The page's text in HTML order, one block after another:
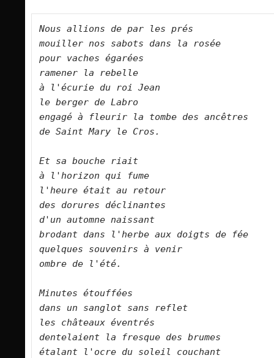
Nous allions de par les prés
mouiller nos sabots dans la rosée
pour vaches égarées
ramener la rebelle
à l'écurie du roi Jean
le berger de Labro
engagé à fleurir la tombe des ancêtres
de Saint Mary le Cros.
Et sa bouche riait
à l'horizon qui fume
l'heure était au retour
des dorures déclinantes
d'un automne naissant
brodant dans l'herbe aux doigts de fée
quelques souvenirs à venir
ombre de l'été.
Minutes étouffées
dans un sanglot sans reflet
les châteaux éventrés
dentelaient la fresque des brumes
étalant l'ocre du soleil couchant